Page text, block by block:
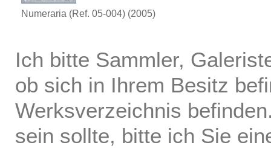
Numeraria (Ref. 05-004) (2005)
Ich bitte Sammler,
ob sich in Ihrem Besitz
Werksverzeichnis
sein sollte, bitte ich Sie